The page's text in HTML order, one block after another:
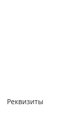
Реквизиты